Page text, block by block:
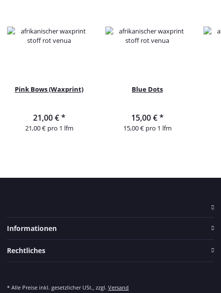
Pink Bows (Waxprint)
21,00 €*
21,00 € pro 1 lfm
Blue Dots
15,00 €*
15,00 € pro 1 lfm
Informationen
Rechtliches
* Alle Preise inkl. gesetzlicher USt., zzgl. Versand